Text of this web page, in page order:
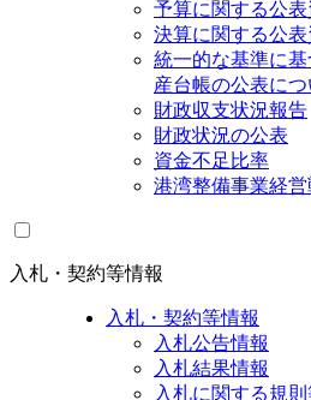
予算に関する公
決算に関する公
統一的な基準に
産台帳の公表につ
財政収支状況報告
財政状況の公表
資金不足比率
港湾整備事業経営
入札・契約等情報
入札・契約等情報
入札公告情報
入札結果情報
入札に関する規